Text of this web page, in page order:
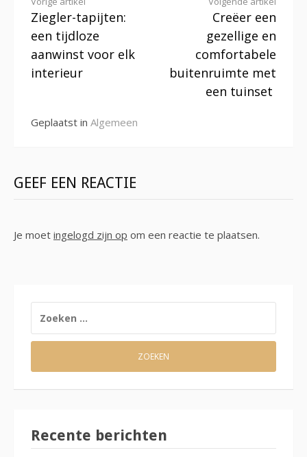
Verder
lezen
Ziegler-tapijten:
een tijdloze
aanwinst voor elk
interieur
Creëer een
gezellige en
comfortabele
buitenruimte met
een tuinset
Geplaatst in Algemeen
GEEF EEN REACTIE
Je moet ingelogd zijn op om een reactie te plaatsen.
NAAR:
Recente berichten